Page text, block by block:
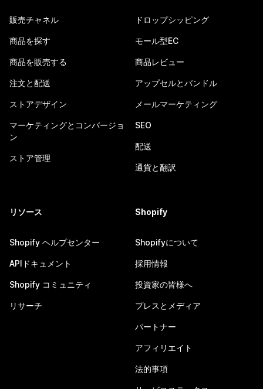
販売チャネル
商品を探す
商品を販売する
注文と配送
ストアデザイン
マーケティングとコンバージョ
ン
ストア管理
ドロップシッピング
モール型EC
商品レビュー
アップセルとバンドル
メールマーケティング
SEO
配送
通貨と翻訳
リソース
Shopify ヘルプセンター
APIドキュメント
Shopify コミュニティ
リサーチ
Shopify
Shopifyについて
採用情報
投資家の皆様へ
プレスとメディア
パートナー
アフィリエイト
法的事項